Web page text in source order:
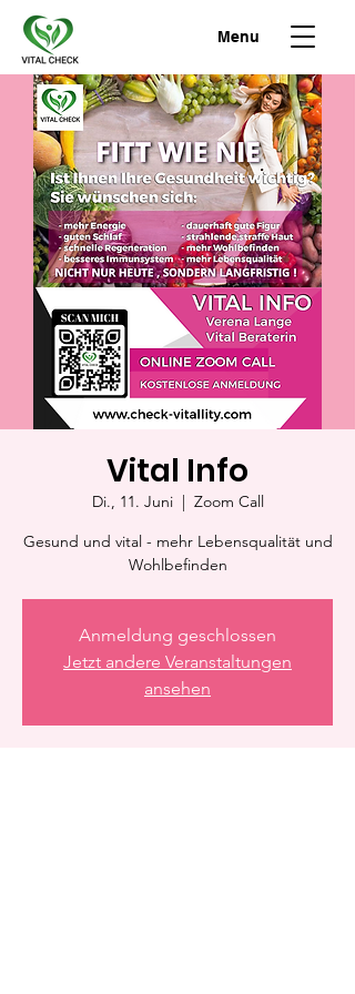
Menu
Vital Info
Di., 11. Juni
  |
Zoom Call
Gesund und vital - mehr Lebensqualität und
Wohlbefinden
Anmeldung geschlossen
Jetzt andere Veranstaltungen
ansehen